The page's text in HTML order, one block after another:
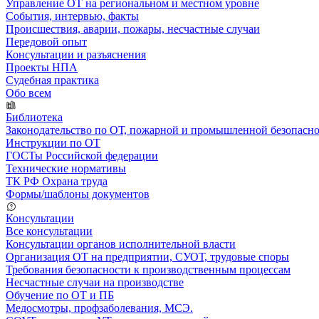
Управление ОТ на региональном и местном уровне
События, интервью, факты
Происшествия, аварии, пожары, несчастные случаи
Передовой опыт
Консультации и разъяснения
Проекты НПА
Судебная практика
Обо всем
Библиотека
Законодательство по ОТ, пожарной и промышленной
Инструкции по ОТ
ГОСТы Российской федерации
Технические нормативы
ТК РФ Охрана труда
Формы/шаблоны документов
Консультации
Все консультации
Консультации органов исполнительной власти
Организация ОТ на предприятии, СУОТ, трудовые споры
Требования безопасности к производственным процессам
Несчастные случаи на производстве
Обучение по ОТ и ПБ
Медосмотры, профзаболевания, МСЭ.